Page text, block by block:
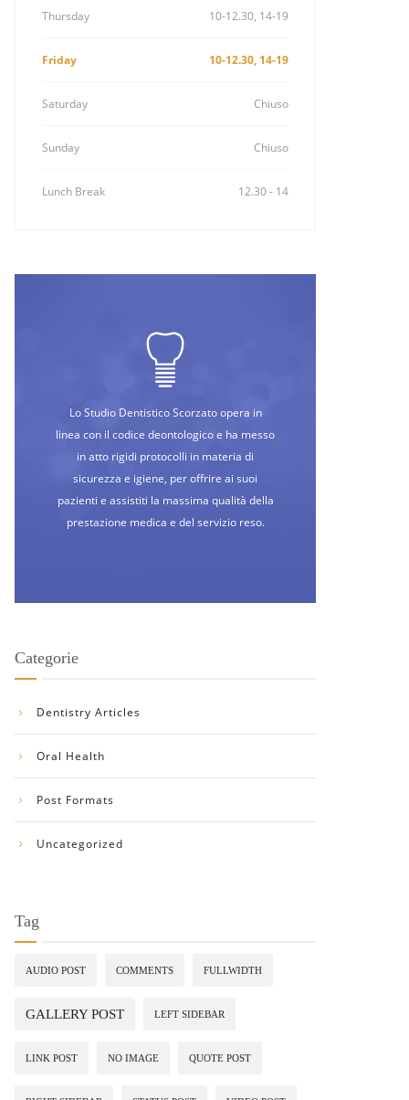
Thursday 10-12.30, 14-19
Friday 10-12.30, 14-19
Saturday Chiuso
Sunday Chiuso
Lunch Break 12.30 - 14
Lo Studio Dentistico Scorzato opera in
linea con il codice deontologico e ha messo
in atto rigidi protocolli in materia di
sicurezza e igiene, per offrire ai suoi
pazienti e assistiti la massima qualità della
prestazione medica e del servizio reso.
Categorie
Dentistry Articles
Oral Health
Post Formats
Uncategorized
Tag
AUDIO POST COMMENTS FULLWIDTH
GALLERY POST LEFT SIDEBAR
LINK POST NO IMAGE QUOTE POST